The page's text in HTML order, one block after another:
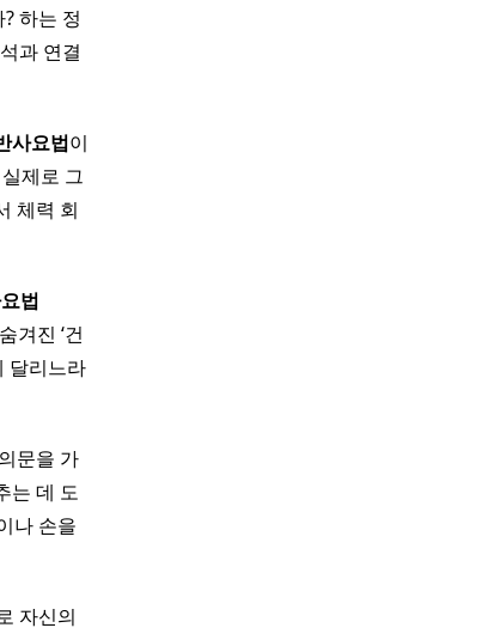
하는 정
과 연결
사요법이
제로 그
체력 회
요법
겨진 ‘건
달리느라
문을 가
는 데 도
나 손을
자신의